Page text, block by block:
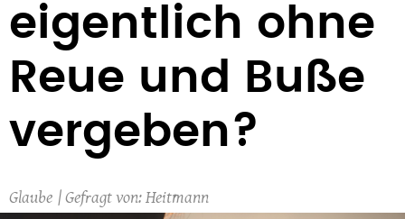
eigentlich ohne
Reue und Buße
vergeben?
Glaube Heitmann